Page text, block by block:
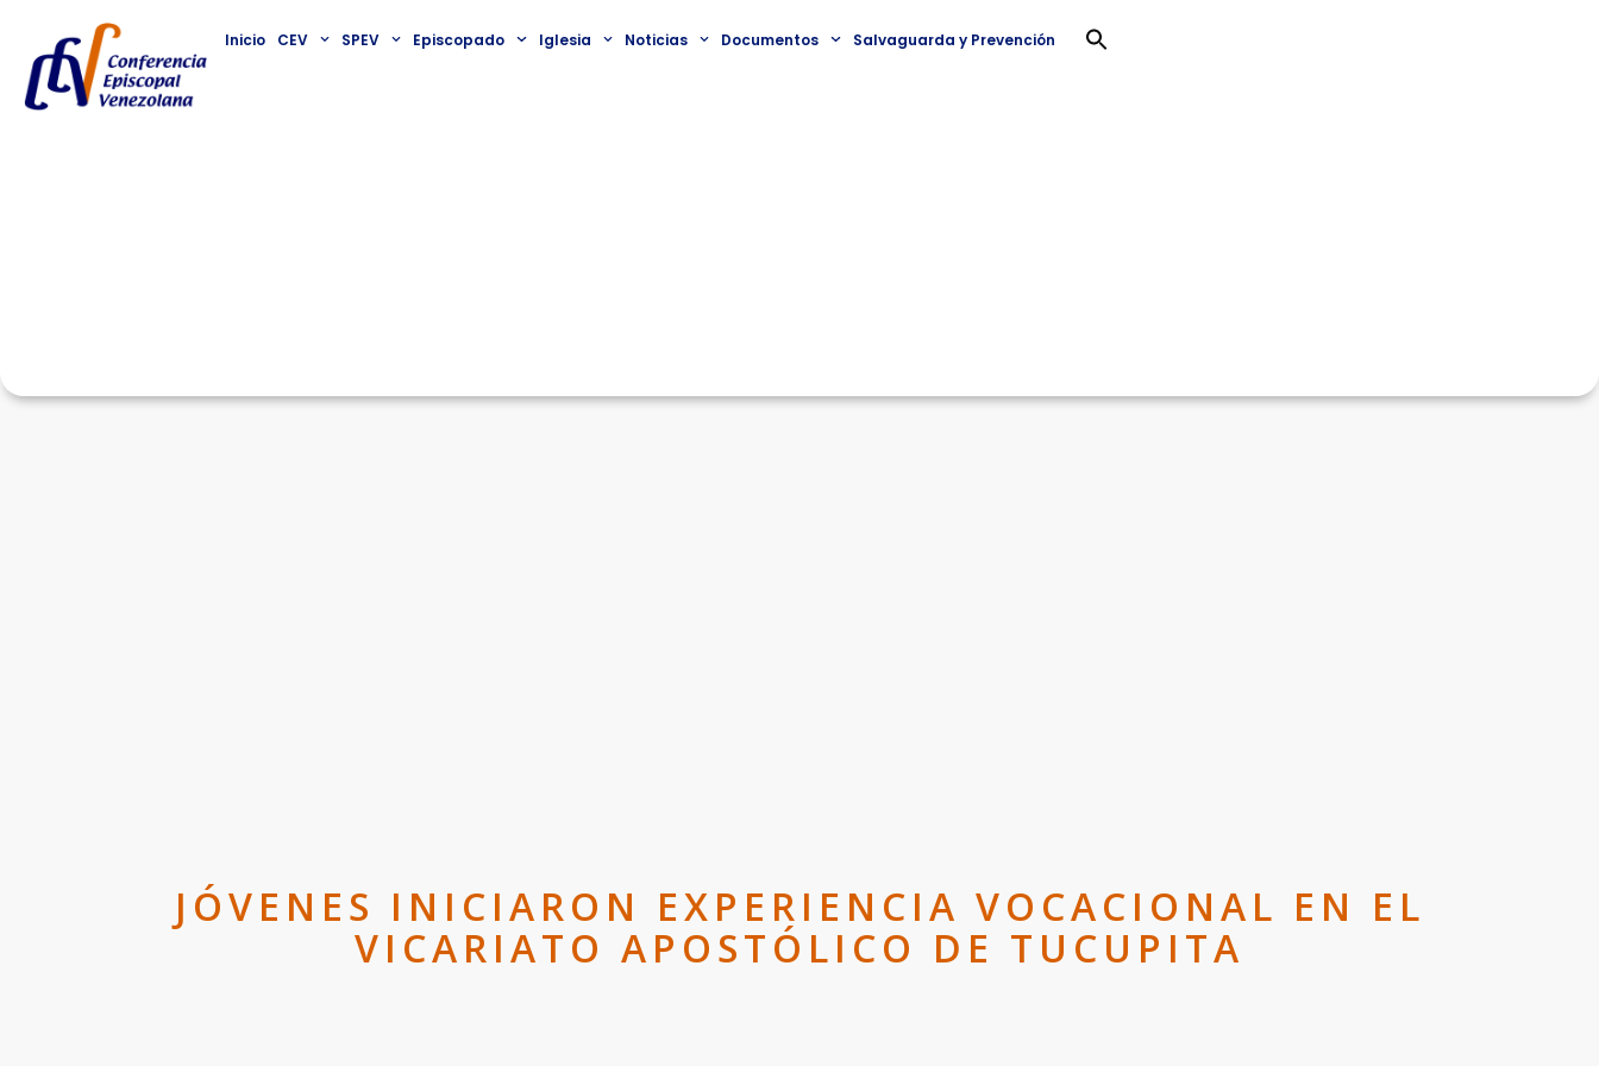
Inicio CEV SPEV Episcopado Iglesia Noticias Documentos Salvaguarda y Prevención
JÓVENES INICIARON EXPERIENCIA VOCACIONAL EN EL
VICARIATO APOSTÓLICO DE TUCUPITA